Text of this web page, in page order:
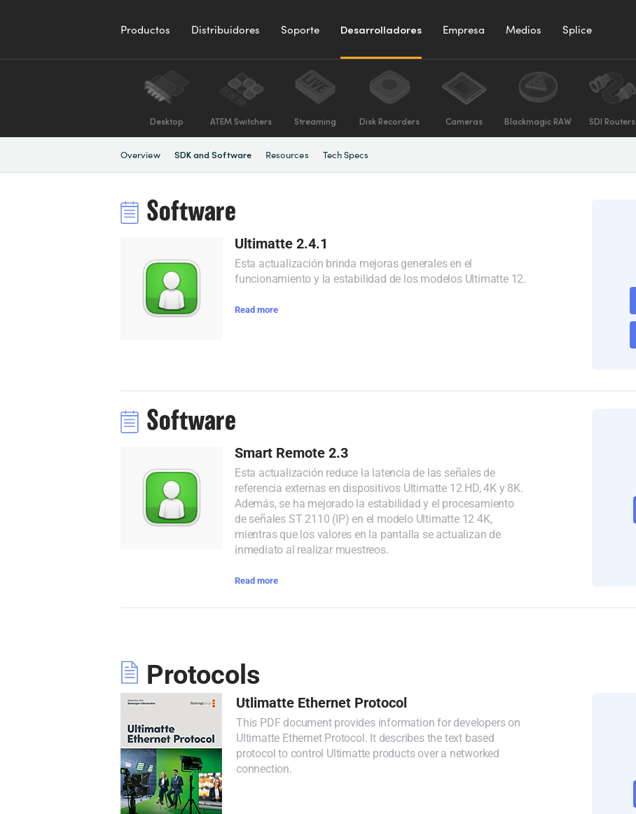
Productos Distribuidores Soporte Desarrolladores Empresa Medios Splice
Desktop ATEM Switchers Streaming Disk Recorders Cameras Blackmagic RAW SDI Routers
Overview SDK and Software Resources Tech Specs
Software
Ultimatte 2.4.1
Esta actualización brinda mejoras generales en el
funcionamiento y la estabilidad de los modelos Ultimatte 12.
Read more
Software
Smart Remote 2.3
Esta actualización reduce la latencia de las señales de
referencia externas en dispositivos Ultimatte 12 HD, 4K y 8K.
Además, se ha mejorado la estabilidad y el procesamiento
de señales ST 2110 (IP) en el modelo Ultimatte 12 4K,
mientras que los valores en la pantalla se actualizan de
inmediato al realizar muestreos.
Read more
Protocols
Utlimatte Ethernet Protocol
This PDF document provides information for developers on
Ultimatte Ethernet Protocol. It describes the text based
protocol to control Ultimatte products over a networked
connection.